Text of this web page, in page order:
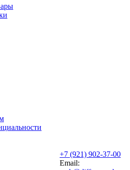
+7 (921) 902-37-00
Email: